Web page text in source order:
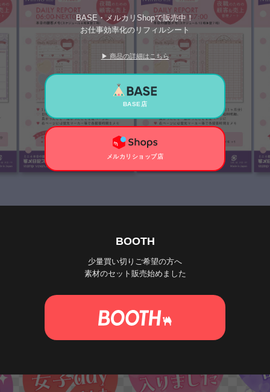
BASE・メルカリShopで販売中！
お仕事効率化のリフィルシート
▶ 商品の詳細はこちら
BASE店
メルカリショップ店
BOOTH
少量買い切りご希望の方へ
素材のセット販売始めました